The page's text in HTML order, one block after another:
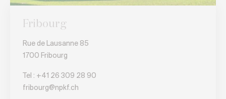
Fribourg
Rue de Lausanne 85
1700 Fribourg
Tel : +41 26 309 28 90
fribourg@npkf.ch